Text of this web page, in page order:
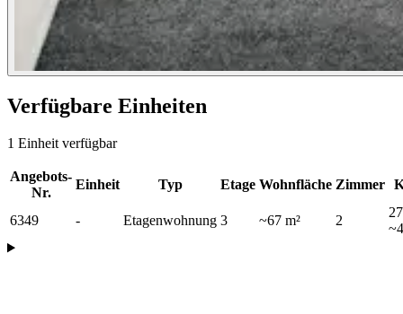
Verfügbare Einheiten
1 Einheit verfügbar
Angebots-
Nr.
Einheit Typ Etage Wohnfläche Zimmer
6349 - Etagenwohnung 3 ~67 m² 2